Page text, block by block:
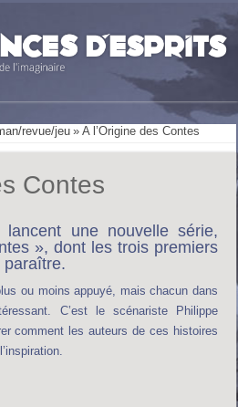
revue/jeu » A l’Origine des Contes
Contes
lancent une nouvelle série,
», dont les trois premiers
paraître.
ou moins appuyé, mais chacun dans
C’est le scénariste Philippe
comment les auteurs de ces histoires